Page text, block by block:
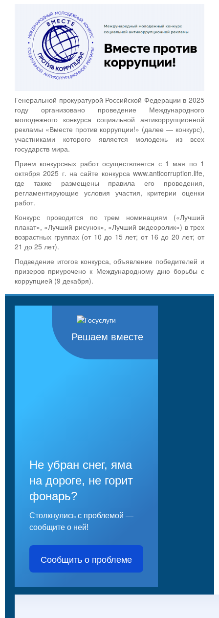
Генеральной прокуратурой Российской Федерации в 2025
году организовано проведение Международного
молодежного конкурса социальной антикоррупционной
рекламы «Вместе против коррупции!» (далее — конкурс),
участниками которого является молодежь из всех
государств мира.
Прием конкурсных работ осуществляется с 1 мая по 1
октября 2025 г. на сайте конкурса www.anticorruption.life,
где также размещены правила его проведения,
регламентирующие условия участия, критерии оценки
работ.
Конкурс проводится по трем номинациям («Лучший
плакат», «Лучший рисунок», «Лучший видеоролик») в трех
возрастных группах (от 10 до 15 лет; от 16 до 20 лет; от
21 до 25 лет).
Подведение итогов конкурса, объявление победителей и
призеров приурочено к Международному дню борьбы с
коррупцией (9 декабря).
Решаем вместе
Не убран снег, яма
на дороге, не горит
фонарь?
Столкнулись с проблемой —
сообщите о ней!
Сообщить о проблеме